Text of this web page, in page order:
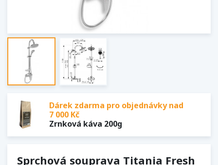
Dárek zdarma pro objednávky nad
7 000 Kč
Zrnková káva 200g
Sprchová souprava Titania Fresh